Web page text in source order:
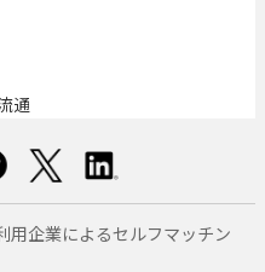
通
企業によるセルフマッチン